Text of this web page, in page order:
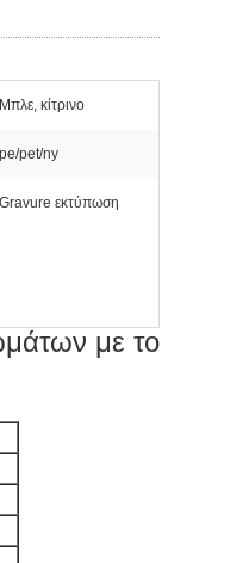
Μπλε, κίτρινο
pe/pet/ny
Gravure εκτύπωση
με το